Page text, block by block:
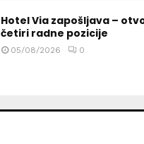
Hotel Via zapošljava –
četiri radne pozicije
05/08/2026 0